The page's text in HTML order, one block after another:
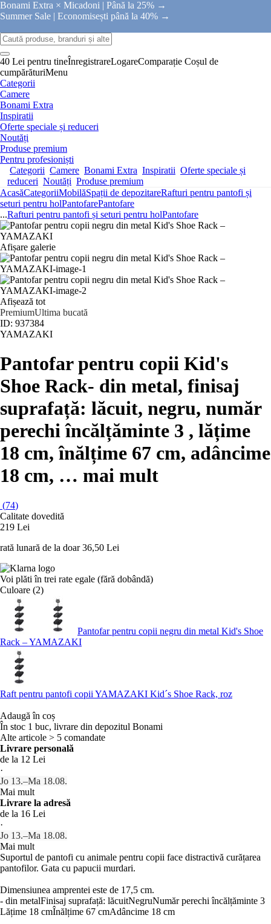
Bonami Extra × Micadoni | Până la 25% →
Summer Sale | Economisești până la 40% →
40 Lei pentru tineÎnregistrareLogareComparație Coșul de
cumpărăturiMenu
Categorii
Camere
Bonami Extra
Inspiratii
Oferte speciale și reduceri
Noutăți
Produse premium
Pentru profesioniști
Categorii Camere Bonami Extra Inspiratii Oferte speciale și
reduceri Noutăți Produse premium
AcasăCategoriiMobilăSpații de depozitareRafturi pentru pantofi și
seturi pentru holPantofarePantofare
...Rafturi pentru pantofi și seturi pentru holPantofare
Afișare galerie
Afișează tot
PremiumUltima bucată
ID: 937384
YAMAZAKI
Pantofar pentru copii Kid's
Shoe Rack- din metal, finisaj
suprafață: lăcuit, negru, număr
perechi încălțăminte 3 , lățime
18 cm, înălțime 67 cm, adâncime
18 cm, … mai mult
(74)
Calitate dovedită
219 Lei
rată lunară de la doar 36,50 Lei
Voi plăti în trei rate egale (fără dobândă)
Culoare (2)
Pantofar pentru copii negru din metal Kid's Shoe
Rack – YAMAZAKI
Raft pentru pantofi copii YAMAZAKI Kid´s Shoe Rack, roz
Adaugă în coș
În stoc 1 buc, livrare din depozitul Bonami
Alte articole > 5 comandate
Livrare personală
de la 12 Lei
·
Jo 13.–Ma 18.08.
Mai mult
Livrare la adresă
de la 16 Lei
·
Jo 13.–Ma 18.08.
Mai mult
Suportul de pantofi cu animale pentru copii face distractivă curățarea
pantofilor. Gata cu papucii murdari.
Dimensiunea amprentei este de 17,5 cm.
- din metalFinisaj suprafață: lăcuitNegruNumăr perechi încălțăminte 3
Lățime 18 cmÎnălțime 67 cmAdâncime 18 cm